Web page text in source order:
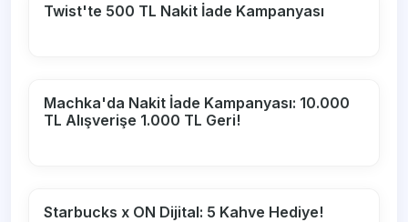
Twist'te 500 TL Nakit İade Kampanyası
Machka'da Nakit İade Kampanyası: 10.000
TL Alışverişe 1.000 TL Geri!
Starbucks x ON Dijital: 5 Kahve Hediye!